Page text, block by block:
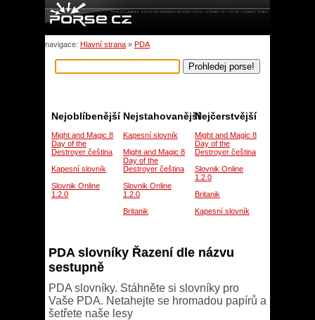
navigace: Hlavní strana » PDA
Nejčerstvější
Might and Magic 8
Day of the
Destroyer čeština
Slovnik Online
1.2.0
Britanik
Kapesní slovník
Nejstahovanější
Kapesní slovník
Might and Magic 8
Day of the
Destroyer čeština
Slovnik Online
1.2.0
Britanik
Nejoblíbenější
Might and Magic 8
Day of the
Destroyer čeština
Kapesní slovník
Slovnik Online
1.2.0
PDA slovníky Řazení dle názvu
sestupně
PDA slovníky. Stáhněte si slovníky pro
Vaše PDA. Netahejte se hromadou papírů a
šetřete naše lesy